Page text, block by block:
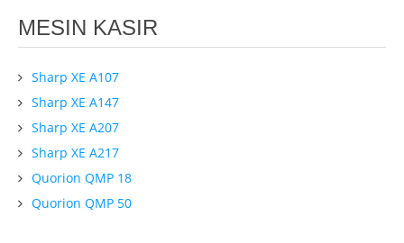
MESIN KASIR
Sharp XE A107
Sharp XE A147
Sharp XE A207
Sharp XE A217
Quorion QMP 18
Quorion QMP 50